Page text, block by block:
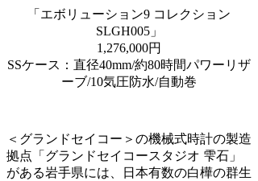
「エボリューション9 コレクション
SLGH005」
1,276,000円
SSケース：直径40mm/約80時間パワーリザ
ーブ/10気圧防水/自動巻
＜グランドセイコー＞の機械式時計の製造
拠点「グランドセイコースタジオ 雫⽯」
がある岩手県には、⽇本有数の⽩樺の群⽣